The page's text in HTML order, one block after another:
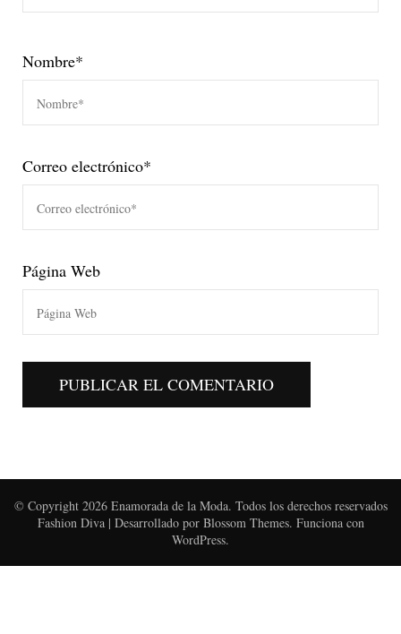
Nombre*
Correo electrónico*
Página Web
© Copyright 2026 Enamorada de la Moda. Todos los derechos reservados
Fashion Diva | Desarrollado por Blossom Themes. Funciona con
WordPress.